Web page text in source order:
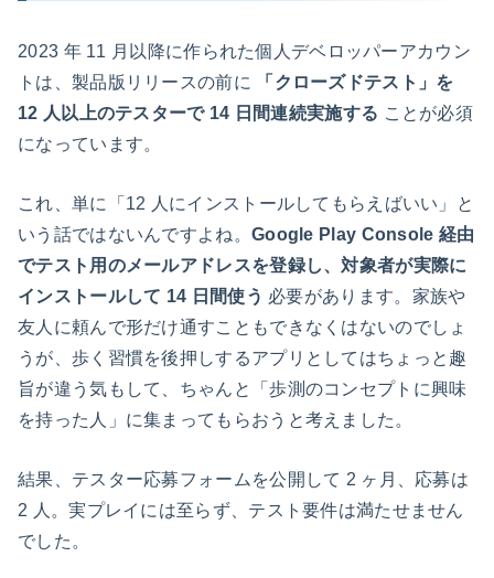
2023 年 11 月以降に作られた個人デベロッパーアカウン
トは、製品版リリースの前に
「クローズドテスト」を
12 人以上のテスターで 14 日間連続実施する ことが必須
になっています。
これ、単に「12 人にインストールしてもらえばいい」と
いう話ではないんですよね。 Google Play Console 経由
でテスト用のメールアドレスを登録し、対象者が実際に
インストールして 14 日間使う 必要があります。家族や
友人に頼んで形だけ通すこともできなくはないのでしょ
うが、歩く習慣を後押しするアプリとしてはちょっと趣
旨が違う気もして、ちゃんと「歩測のコンセプトに興味
を持った人」に集まってもらおうと考えました。
結果、テスター応募フォームを公開して 2 ヶ月、応募は
2 人。実プレイには至らず、テスト要件は満たせません
でした。